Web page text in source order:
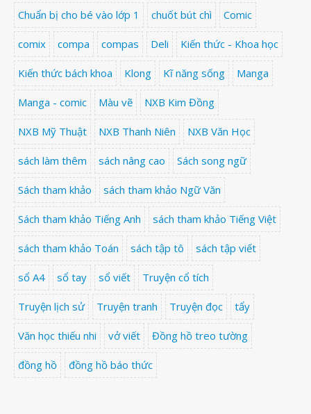
Chuẩn bị cho bé vào lớp 1 chuốt bút chì Comic
comix compa compas Deli Kiến thức - Khoa học
Kiến thức bách khoa Klong Kĩ năng sống Manga
Manga - comic Màu vẽ NXB Kim Đồng
NXB Mỹ Thuật NXB Thanh Niên NXB Văn Học
sách làm thêm sách nâng cao Sách song ngữ
Sách tham khảo sách tham khảo Ngữ Văn
Sách tham khảo Tiếng Anh sách tham khảo Tiếng Việt
sách tham khảo Toán sách tập tô sách tập viết
sổ A4 sổ tay sổ viết Truyện cổ tích
Truyện lịch sử Truyện tranh Truyện đọc tẩy
Văn học thiếu nhi vở viết Đồng hồ treo tường
đồng hồ đồng hồ báo thức